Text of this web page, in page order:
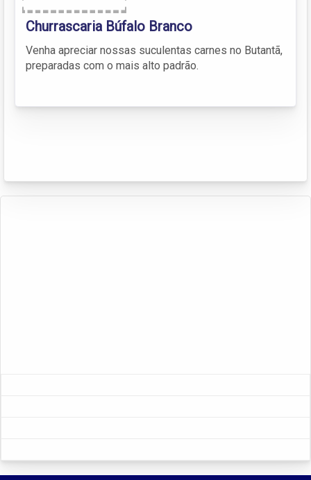
Churrascaria Búfalo Branco
Venha apreciar nossas suculentas carnes no Butantã,
preparadas com o mais alto padrão.